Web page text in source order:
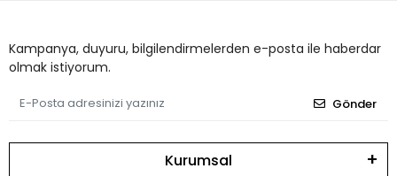
Kampanya, duyuru, bilgilendirmelerden e-posta ile haberdar
olmak istiyorum.
Gönder
Kurumsal